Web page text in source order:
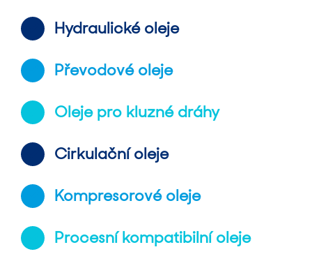
Hydraulické oleje
Převodové oleje
Oleje pro kluzné dráhy
Cirkulační oleje
Kompresorové oleje
Procesní kompatibilní oleje